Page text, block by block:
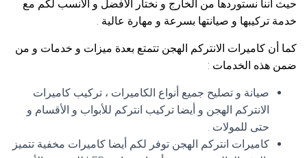
حيث أننا نستوردها من الخارج و نختار الأفضل و الأنسب لكم مع
خدمة تركيبها و صيانتها بسرعة و مهارة عالية .
كما أن كاميرات الانتركم الهجن تتمتع بعدة ميزات و خدمات و من
ضمن هذه الخدمات :
صيانة و تصليح جميع أنواع الكاميرات ، تركيب كاميرات
الانتركم الهجن و أيضا تركيب انتركم للأبواب و الأقسام و
حتى للمولات .
كاميرات انتركم الهجن توفر لكم أيضا كاميرات مخفية تتميز